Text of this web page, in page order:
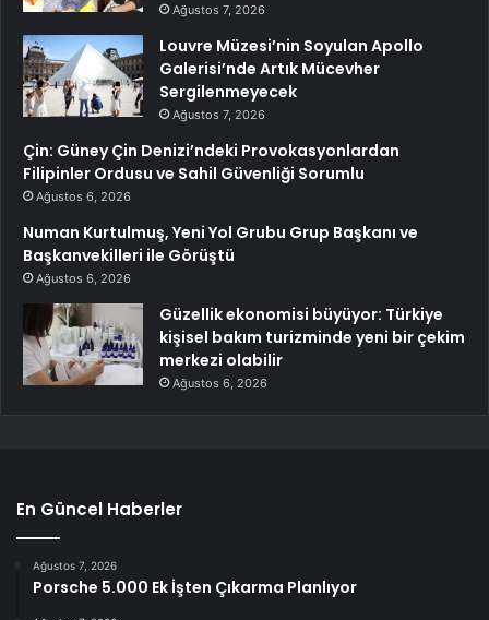
Ağustos 7, 2026
Louvre Müzesi’nin Soyulan Apollo
Galerisi’nde Artık Mücevher
Sergilenmeyecek
Ağustos 7, 2026
Çin: Güney Çin Denizi’ndeki Provokasyonlardan
Filipinler Ordusu ve Sahil Güvenliği Sorumlu
Ağustos 6, 2026
Numan Kurtulmuş, Yeni Yol Grubu Grup Başkanı ve
Başkanvekilleri ile Görüştü
Ağustos 6, 2026
Güzellik ekonomisi büyüyor: Türkiye
kişisel bakım turizminde yeni bir çekim
merkezi olabilir
Ağustos 6, 2026
En Güncel Haberler
Ağustos 7, 2026
Porsche 5.000 Ek İşten Çıkarma Planlıyor